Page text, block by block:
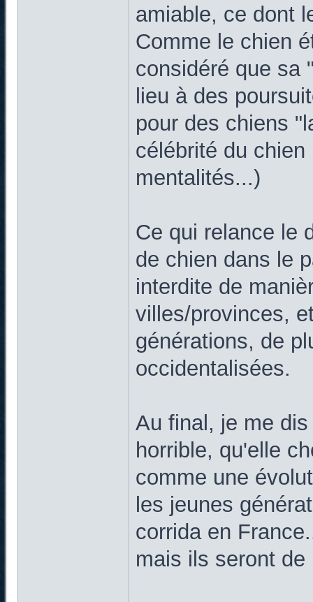
amiable, ce dont
Comme le chien
considéré que sa
lieu à des
pour des chiens
célébrité du
mentalités...)
Ce qui relance le
de chien dans le
interdite de
villes/provinces,
générations, de
occidentalisées.
Au final, je me
horrible, qu'elle
comme une
les jeunes
corrida en
mais ils seront